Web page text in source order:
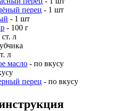
перец - 1 шт
- 1 шт
- 100 г
л
л
масло - по вкусу
перец - по вкусу